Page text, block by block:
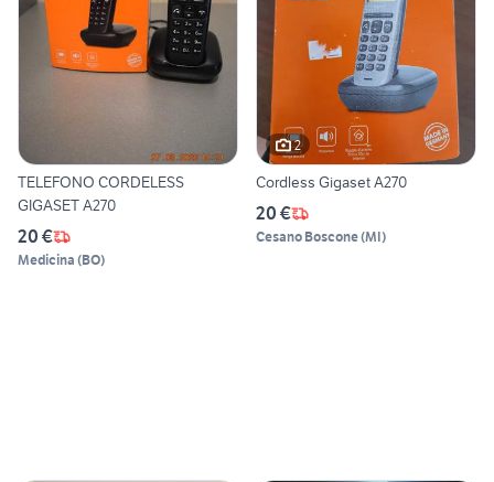
TELEFONO CORDELESS
GIGASET A270
20 €
Medicina (BO)
2
Cordless Gigaset A270
20 €
Cesano Boscone(MI)